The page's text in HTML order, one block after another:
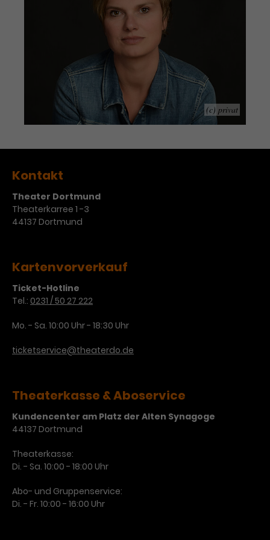
verschiedene Websites hinweg.
(c) privat
Kontakt
Theater Dortmund
Theaterkarree 1 -3
44137 Dortmund
Kartenvorverkauf
Ticket-Hotline
Tel.: 0231 / 50 27 222
Mo. - Sa. 10:00 Uhr - 18:30 Uhr
ticketservice@theaterdo.de
Theaterkasse & Aboservice
Kundencenter am Platz der Alten Synagoge
44137 Dortmund
Theaterkasse:
Di. - Sa. 10:00 - 18:00 Uhr
Abo- und Gruppenservice:
Di. - Fr. 10:00 - 16:00 Uhr